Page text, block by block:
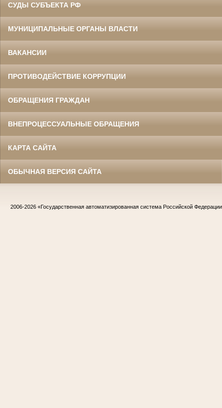
СУДЫ СУБЪЕКТА РФ
МУНИЦИПАЛЬНЫЕ ОРГАНЫ ВЛАСТИ
ВАКАНСИИ
ПРОТИВОДЕЙСТВИЕ КОРРУПЦИИ
ОБРАЩЕНИЯ ГРАЖДАН
ВНЕПРОЦЕССУАЛЬНЫЕ ОБРАЩЕНИЯ
КАРТА САЙТА
ОБЫЧНАЯ ВЕРСИЯ САЙТА
2006-2026 «Государственная автоматизированная система Российской